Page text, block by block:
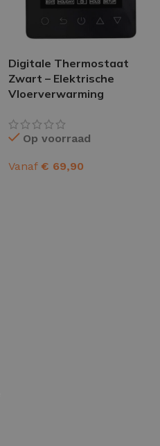
Digitale Thermostaat
Zwart – Elektrische
Vloerverwarming
Op voorraad
Vanaf € 69,90